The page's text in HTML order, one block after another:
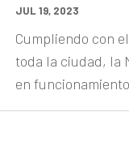
JUL 19, 2023
Cumpliendo con
toda la ciudad, la
en